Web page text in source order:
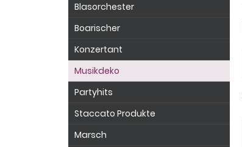
Blasorchester
Boarischer
Konzertant
Musikdeko
Partyhits
Staccato Produkte
Marsch